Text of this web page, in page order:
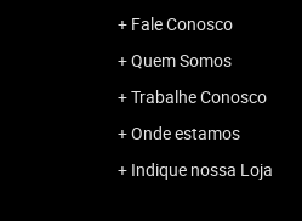
Fale Conosco
Quem Somos
Trabalhe Conosco
Onde estamos
Indique nossa Loja